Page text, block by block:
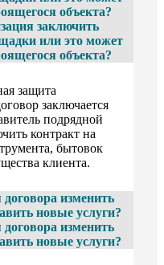
объекта?
заключить
или это может
объекта?
защита
заключается
подрядной
контракт на
бытовок
клиента.
изменить
новые услуги?
изменить
новые услуги?